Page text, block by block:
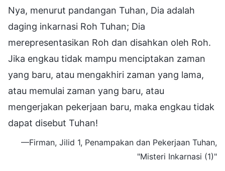
Nya, menurut pandangan Tuhan, Dia adalah
daging inkarnasi Roh Tuhan; Dia
merepresentasikan Roh dan disahkan oleh Roh.
Jika engkau tidak mampu menciptakan zaman
yang baru, atau mengakhiri zaman yang lama,
atau memulai zaman yang baru, atau
mengerjakan pekerjaan baru, maka engkau tidak
dapat disebut Tuhan!
—Firman, Jilid 1, Penampakan dan Pekerjaan Tuhan,
"Misteri Inkarnasi (1)"